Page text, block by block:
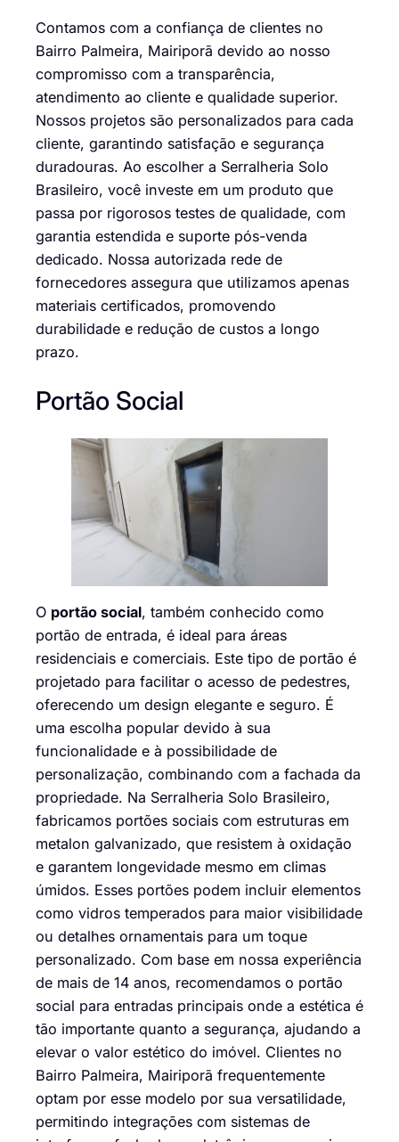
Contamos com a confiança de clientes no
Bairro Palmeira, Mairiporã devido ao nosso
compromisso com a transparência,
atendimento ao cliente e qualidade superior.
Nossos projetos são personalizados para cada
cliente, garantindo satisfação e segurança
duradouras. Ao escolher a Serralheria Solo
Brasileiro, você investe em um produto que
passa por rigorosos testes de qualidade, com
garantia estendida e suporte pós-venda
dedicado. Nossa autorizada rede de
fornecedores assegura que utilizamos apenas
materiais certificados, promovendo
durabilidade e redução de custos a longo
prazo.
Portão Social
O portão social, também conhecido como
portão de entrada, é ideal para áreas
residenciais e comerciais. Este tipo de portão é
projetado para facilitar o acesso de pedestres,
oferecendo um design elegante e seguro. É
uma escolha popular devido à sua
funcionalidade e à possibilidade de
personalização, combinando com a fachada da
propriedade. Na Serralheria Solo Brasileiro,
fabricamos portões sociais com estruturas em
metalon galvanizado, que resistem à oxidação
e garantem longevidade mesmo em climas
úmidos. Esses portões podem incluir elementos
como vidros temperados para maior visibilidade
ou detalhes ornamentais para um toque
personalizado. Com base em nossa experiência
de mais de 14 anos, recomendamos o portão
social para entradas principais onde a estética é
tão importante quanto a segurança, ajudando a
elevar o valor estético do imóvel. Clientes no
Bairro Palmeira, Mairiporã frequentemente
optam por esse modelo por sua versatilidade,
permitindo integrações com sistemas de